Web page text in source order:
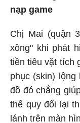
nạp game
Chị Mai (quận
xông" khi phát
tiền tiêu vặt tích
phục (skin)
đồ đó chẳng
thể quy đổi lại
lánh trên màn